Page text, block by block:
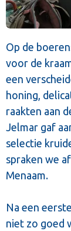
Op de
voor de
een
honing,
raakten aan
Jelmar gaf
selectie
spraken we
Menaam.
Na een
niet zo goed